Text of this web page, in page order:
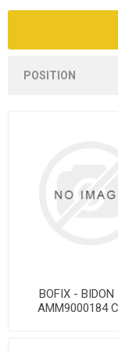
BOFIX - BIDON
AMM9000184